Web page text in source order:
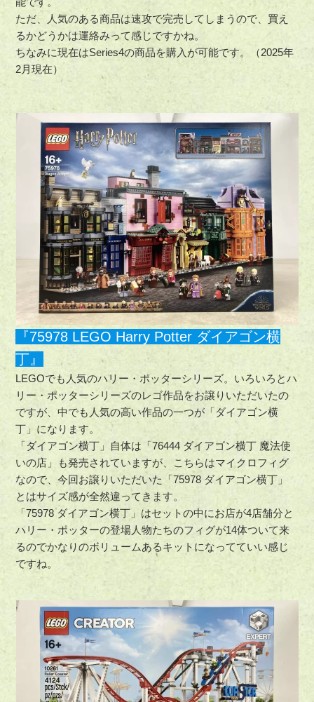
ただ、人気のある商品は速攻で完売してしまうので、買え
るかどうかは運絡みって感じですかね。
ちなみに現在はSeries4の商品を購入が可能です。（2025年
2月現在）
『75978 LEGO Harry Potter ダイアゴン横
丁』
LEGOでも人気のハリー・ポッターシリーズ。いろいろとハ
リー・ポッターシリーズのレゴ作品をお譲りいただいたの
ですが、中でも人気の高い作品の一つが「ダイアゴン横
丁」になります。
「ダイアゴン横丁」自体は「76444 ダイアゴン横丁 魔法使
いの店」も発売されていますが、こちらはマイクロフィグ
なので、今回お譲りいただいた「75978 ダイアゴン横丁」
とはサイズ感が全然違ってきます。
「75978 ダイアゴン横丁」はセットの中にお店が4店舗分と
ハリー・ポッターの登場人物たちのフィグが14体ついて来
るのでかなりのボリュームあるキットになってていい感じ
ですね。